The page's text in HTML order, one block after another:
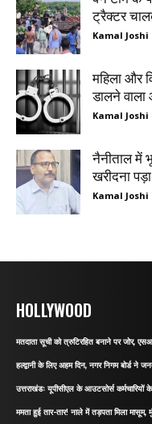
ट्रैक्टर
Kamal Joshi
महिला और
डालने वाला
Kamal Joshi
नैनीताल में
खरीदना
Kamal Joshi
HOLLYWOOD
मतदाता सूची को त्रुटिरहित बनाने पर जोर,
हल्द्वानी के लिए अहम दिन, नगर निगम बोर्ड ने
उत्तराखंडः यूपीसीएल के आउटसोर्स कर्मचारियों
ममता हुई तार-तार! नाले में तड़पता मिला